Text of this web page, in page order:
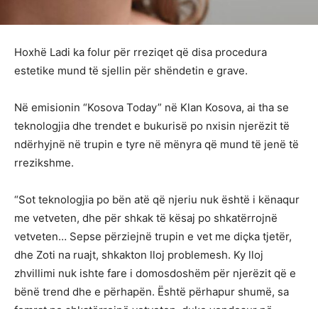
Hoxhë Ladi ka folur për rreziqet që disa procedura
estetike mund të sjellin për shëndetin e grave.
Në emisionin “Kosova Today” në Klan Kosova, ai tha se
teknologjia dhe trendet e bukurisë po nxisin njerëzit të
ndërhyjnë në trupin e tyre në mënyra që mund të jenë të
rrezikshme.
“Sot teknologjia po bën atë që njeriu nuk është i kënaqur
me vetveten, dhe për shkak të kësaj po shkatërrojnë
vetveten… Sepse përziejnë trupin e vet me diçka tjetër,
dhe Zoti na ruajt, shkakton lloj problemesh. Ky lloj
zhvillimi nuk ishte fare i domosdoshëm për njerëzit që e
bënë trend dhe e përhapën. Është përhapur shumë, sa